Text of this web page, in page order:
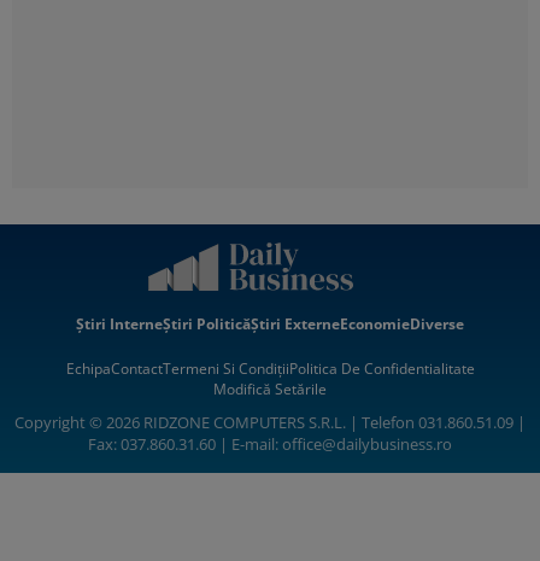
Știri InterneȘtiri PoliticăȘtiri ExterneEconomieDiverse
EchipaContactTermeni Si CondițiiPolitica De Confidentialitate
Modifică Setările
Copyright © 2026 RIDZONE COMPUTERS S.R.L. | Telefon 031.860.51.09 |
Fax: 037.860.31.60 | E-mail:office@dailybusiness.ro